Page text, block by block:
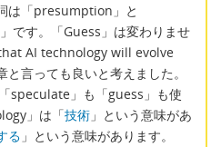
は「presumption」と
です。「Guess」は変わりませ
AI technology will evolve
言っても良いと考えました。
speculate」も「guess」も使
」は「技術 」という意味があ
る 」という意味があります。